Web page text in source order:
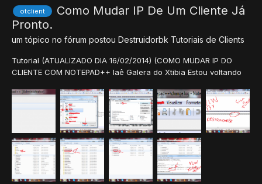
otclient
Como Mudar IP De Um Cliente Já
Pronto.
um tópico no fórum postou Destruidorbk Tutoriais de Clients
Tutorial (ATUALIZADO DIA 16/02/2014) (COMO MUDAR IP DO
CLIENTE COM NOTEPAD++ Iaê Galera do Xtibia Estou voltando
Cliente Já pronto ( onde você vai colocar o seu ) >Vamos La